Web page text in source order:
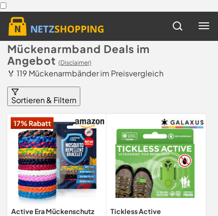
Mückenarmband Deals im
Angebot (Disclaimer)
🏅 119 Mückenarmbänder im Preisvergleich
Sortieren & Filtern
17% Rabatt
Active Era Mückenschutz
Tickless Active